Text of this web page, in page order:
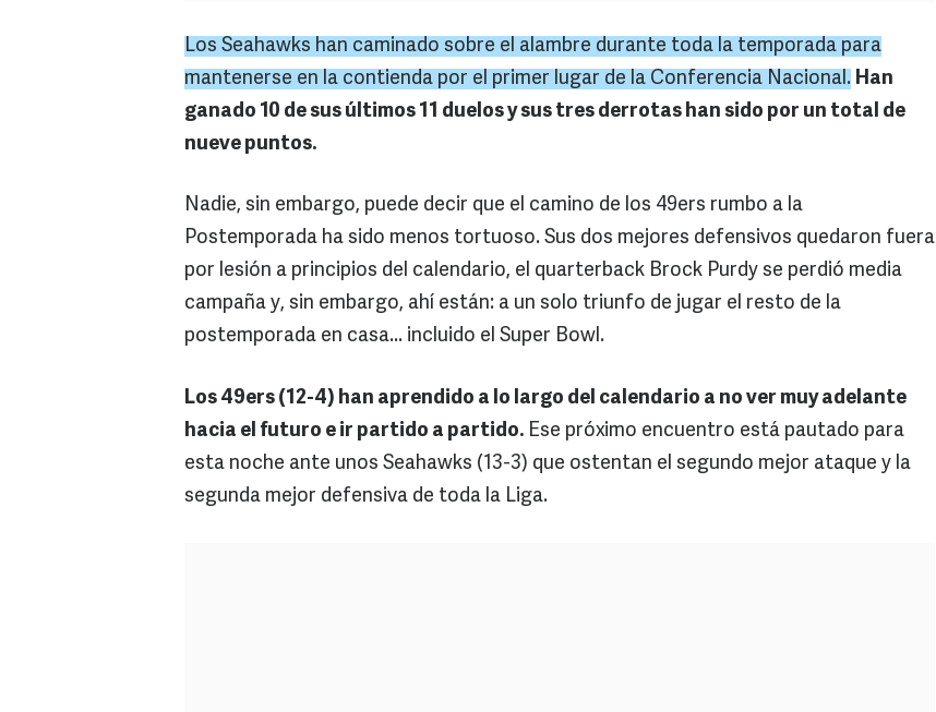
Los Seahawks han caminado sobre el alambre durante toda la temporada para
mantenerse en la contienda por el primer lugar de la Conferencia Nacional. Han
ganado 10 de sus últimos 11 duelos y sus tres derrotas han sido por un total de
nueve puntos.
Nadie, sin embargo, puede decir que el camino de los 49ers rumbo a la
Postemporada ha sido menos tortuoso. Sus dos mejores defensivos quedaron fuera
por lesión a principios del calendario, el quarterback Brock Purdy se perdió media
campaña y, sin embargo, ahí están: a un solo triunfo de jugar el resto de la
postemporada en casa... incluido el Super Bowl.
Los 49ers (12-4) han aprendido a lo largo del calendario a no ver muy adelante
hacia el futuro e ir partido a partido. Ese próximo encuentro está pautado para
esta noche ante unos Seahawks (13-3) que ostentan el segundo mejor ataque y la
segunda mejor defensiva de toda la Liga.